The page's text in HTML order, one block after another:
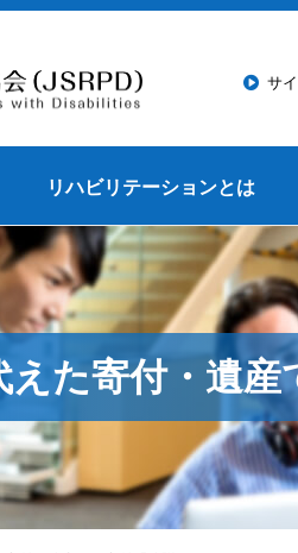
サ
リハビリテーションとは
た寄付・遺産